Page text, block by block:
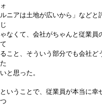
ォ
ルニアは土地が広いから」などと
じ
ゃなくて、会社がちゃんと従業員
て
ること、そういう部分でも会社ど
た
いと思った。
ということで、従業員が本当に
つ